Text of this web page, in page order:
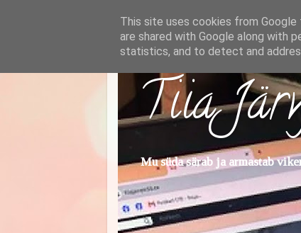
Tiia
Mu süda särab ja armastab
This site uses cookies from
are shared with Google along with
statistics, and to detect and